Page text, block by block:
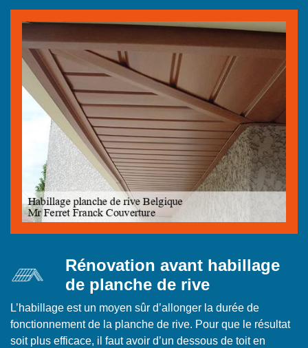
Rénovation avant habillage
de planche de rive
L’habillage est un moyen sûr d’allonger la durée de
fonctionnement de la planche de rive. Pour que le résultat
soit plus efficace, il faut avoir d’un dessous de toit en